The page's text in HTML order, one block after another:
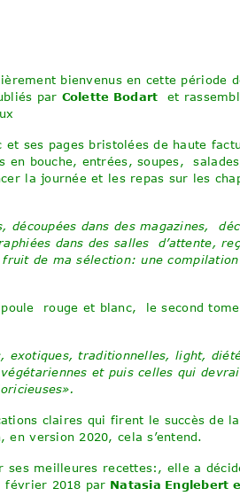
bienvenus en cette période
par Colette Bodart et
ses pages bristolées de haute
bouche, entrées, soupes,
la journée et les repas sur les
dans des magazines,
dans des salles d’attente,
de ma sélection: une
rouge et blanc, le second
exotiques, traditionnelles, light,
ennes et puis celles qui
claires qui firent le succès de
version 2020, cela s’entend.
ses meilleures recettes:, elle a
février 2018 par Natasia Englebert